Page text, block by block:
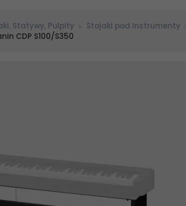
Statywy, Pulpity Stojaki pod Instrumenty
CDP S100/S350